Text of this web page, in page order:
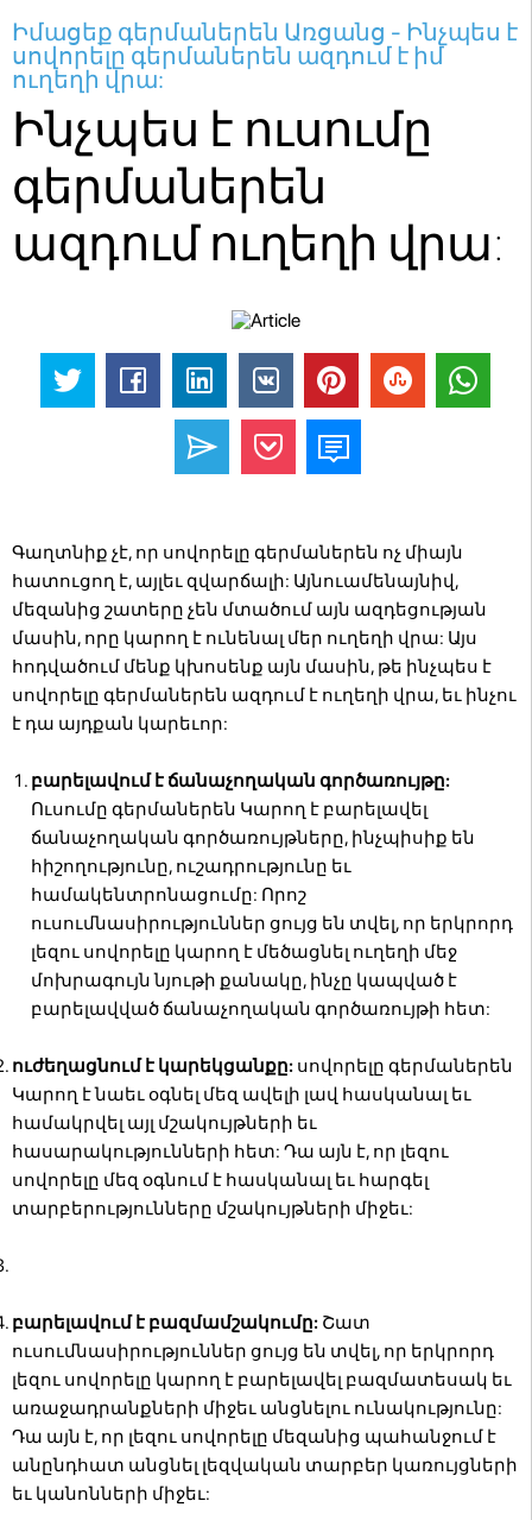
Իմացեք գերմաներեն Առցանց - Ինչպես է
սովորելը գերմաներեն ազդում է իմ
ուղեղի վրա:
Ինչպես է ուսումը
գերմաներեն
ազդում ուղեղի վրա:
Գաղտնիք չէ, որ սովորելը գերմաներեն ոչ միայն
հատուցող է, այլեւ զվարճալի: Այնուամենայնիվ,
մեզանից շատերը չեն մտածում այն ​​ազդեցության
մասին, որը կարող է ունենալ մեր ուղեղի վրա: Այս
հոդվածում մենք կխոսենք այն մասին, թե ինչպես է
սովորելը գերմաներեն ազդում է ուղեղի վրա, եւ ինչու
է դա այդքան կարեւոր:
բարելավում է ճանաչողական գործառույթը:
Ուսումը գերմաներեն Կարող է բարելավել
ճանաչողական գործառույթները, ինչպիսիք են
հիշողությունը, ուշադրությունը եւ
համակենտրոնացումը: Որոշ
ուսումնասիրություններ ցույց են տվել, որ երկրորդ
լեզու սովորելը կարող է մեծացնել ուղեղի մեջ
մոխրագույն նյութի քանակը, ինչը կապված է
բարելավված ճանաչողական գործառույթի հետ:
ուժեղացնում է կարեկցանքը: սովորելը գերմաներեն
Կարող է նաեւ օգնել մեզ ավելի լավ հասկանալ եւ
համակրվել այլ մշակույթների եւ
հասարակությունների հետ: Դա այն է, որ լեզու
սովորելը մեզ օգնում է հասկանալ եւ հարգել
տարբերությունները մշակույթների միջեւ:
բարելավում է բազմամշակումը: Շատ
ուսումնասիրություններ ցույց են տվել, որ երկրորդ
լեզու սովորելը կարող է բարելավել բազմատեսակ եւ
առաջադրանքների միջեւ անցնելու ունակությունը:
Դա այն է, որ լեզու սովորելը մեզանից պահանջում է
անընդհատ անցնել լեզվական տարբեր կառույցների
եւ կանոնների միջեւ: